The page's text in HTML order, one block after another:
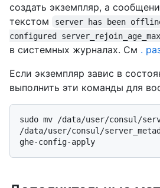
создать экземпляр, а
текстом
server has been
configured server_rejoin_age_max
в системных журналах. См .
Если экземпляр завис в
выполнить эти команды для
sudo mv /data/user/consul/
/data/user/consul/